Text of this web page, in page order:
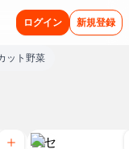
ログイン 新規登録
カット野菜